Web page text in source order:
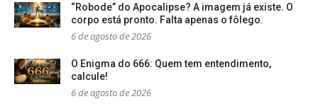
“Robode” do Apocalipse? A imagem já existe. O
corpo está pronto. Falta apenas o fôlego.
6 de agosto de 2026
O Enigma do 666: Quem tem entendimento,
calcule!
6 de agosto de 2026